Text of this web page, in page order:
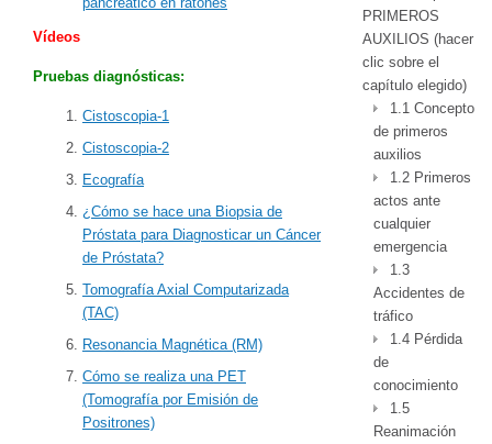
Vídeos
Pruebas diagnósticas:
Cistoscopia-1
Cistoscopia-2
Ecografía
¿Cómo se hace una Biopsia de
Próstata para Diagnosticar un Cáncer
de Próstata?
Tomografía Axial Computarizada
(TAC)
Resonancia Magnética (RM)
Cómo se realiza una PET
(Tomografía por Emisión de
Positrones)
PRIMEROS
AUXILIOS (hacer
clic sobre el
capítulo elegido)
1.1 Concepto
de primeros
auxilios
1.2 Primeros
actos ante
cualquier
emergencia
1.3
Accidentes de
tráfico
1.4 Pérdida
de
conocimiento
1.5
Reanimación